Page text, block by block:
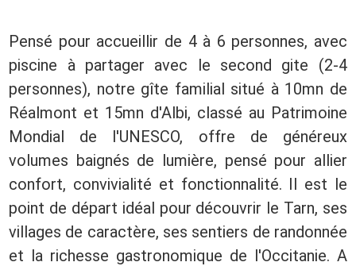
Pensé pour accueillir de 4 à 6 personnes, avec
piscine à partager avec le second gite (2-4
personnes), notre gîte familial situé à 10mn de
Réalmont et 15mn d'Albi, classé au Patrimoine
Mondial de l'UNESCO, offre de généreux
volumes baignés de lumière, pensé pour allier
confort, convivialité et fonctionnalité. Il est le
point de départ idéal pour découvrir le Tarn, ses
villages de caractère, ses sentiers de randonnée
et la richesse gastronomique de l'Occitanie. A